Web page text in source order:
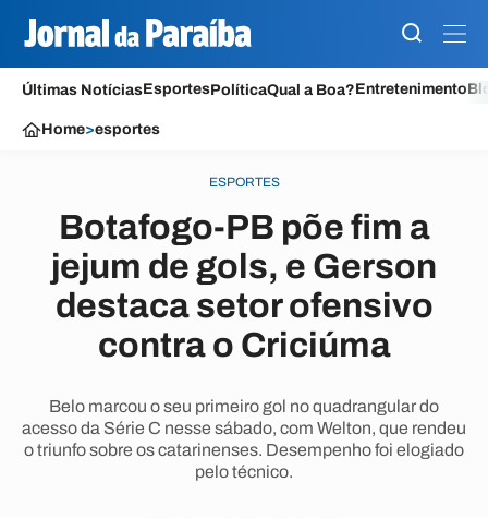
Últimas NotíciasEsportesPolíticaQual a Boa?Entretenimento
Home>esportes
ESPORTES
Botafogo-PB põe fim a
jejum de gols, e Gerson
destaca setor ofensivo
contra o Criciúma
Belo marcou o seu primeiro gol no quadrangular do
acesso da Série C nesse sábado, com Welton, que rendeu
o triunfo sobre os catarinenses. Desempenho foi elogiado
pelo técnico.